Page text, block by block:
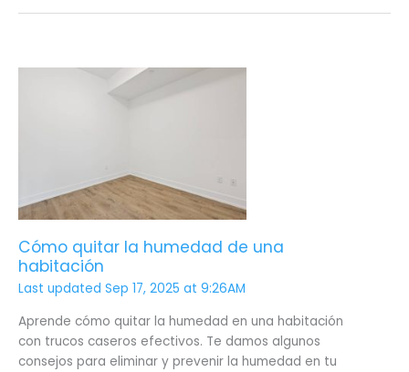
Cómo quitar la humedad de una
habitación
Last updated Sep 17, 2025 at 9:26AM
Aprende cómo quitar la humedad en una habitación
con trucos caseros efectivos. Te damos algunos
consejos para eliminar y prevenir la humedad en tu
habitación